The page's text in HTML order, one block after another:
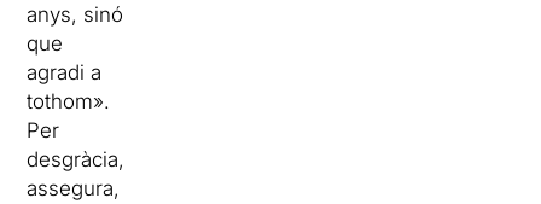
anys, sinó
que
agradi a
tothom».
Per
desgràcia,
assegura,